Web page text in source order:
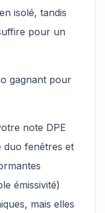
isolé, tandis
pour un
gagnant pour
note DPE
duo fenêtres et
émissivité)
mais elles